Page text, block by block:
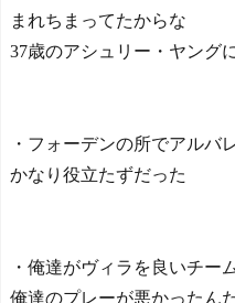
まれちまってたからな
37歳のアシュリー・ヤング
・フォーデンの所でアルバ
かなり役立たずだった
・俺達がヴィラを良いチー
俺達のプレーが悪かったん